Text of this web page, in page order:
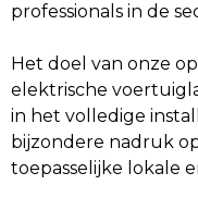
professionals in de
Het doel van onze
elektrische
in het volledige
bijzondere nadruk
toepasselijke lokale